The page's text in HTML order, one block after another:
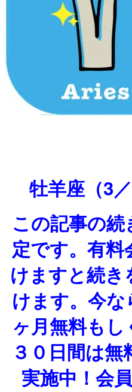
牡羊座（3
この記事の
定です。有
けますと続
けます。今な
ヶ月無料も
３０日間は
実施中！会